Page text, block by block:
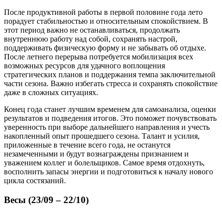
После продуктивной работы в первой половине года лето
порадует стабильностью и относительным спокойствием. В
этот период важно не останавливаться, продолжать
внутреннюю работу над собой, сохранять настрой,
поддерживать физическую форму и не забывать об отдыхе.
После летнего перерыва потребуется мобилизация всех
возможных ресурсов для удачного воплощения
стратегических планов и поддержания темпа заключительной
части сезона. Важно избегать стресса и сохранять спокойствие
даже в сложных ситуациях.
Конец года станет лучшим временем для самоанализа, оценки
результатов и подведения итогов. Это поможет почувствовать
уверенность при выборе дальнейшего направления и учесть
накопленный опыт прошедшего сезона. Талант и усилия,
приложенные в течение всего года, не останутся
незамеченными и будут вознаграждены признанием и
уважением коллег и болельщиков. Самое время отдохнуть,
восполнить запасы энергии и подготовиться к началу нового
цикла состязаний.
Весы (23/09 – 22/10)